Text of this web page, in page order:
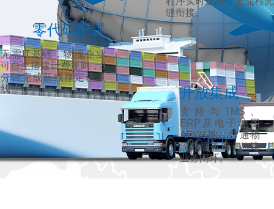
零代码配置
无需IT基础，物流企业
可自主搭建计费规则，3
分钟完成新线路定价上
线。
缝衔接。
开放集成
支持与TMS、
ERP及电子地图
API对接，打通物
流数据孤岛，构建
业务闭环。